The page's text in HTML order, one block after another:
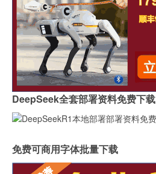
DeepSeek全套部署资料免费下载
免费可商用字体批量下载